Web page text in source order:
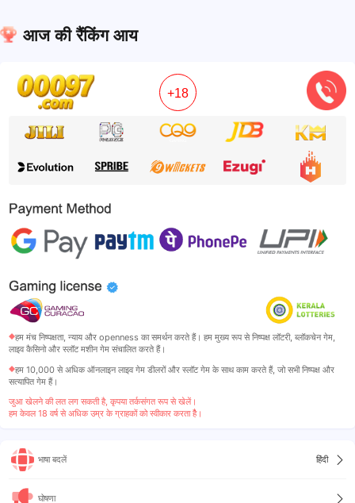
आज की रैंकिंग आय
+18
हम मंच निष्पक्षता, न्याय और openness का समर्थन करते हैं। हम मुख्य रूप से निष्पक्ष लॉटरी, ब्लॉकचेन गेम,
लाइव कैसिनो और स्लॉट मशीन गेम संचालित करते हैं।
हम 10,000 से अधिक ऑनलाइन लाइव गेम डीलरों और स्लॉट गेम के साथ काम करते हैं, जो सभी निष्पक्ष और
सत्यापित गेम हैं।
जुआ खेलने की लत लग सकती है, कृपया तर्कसंगत रूप से खेलें।
हम केवल 18 वर्ष से अधिक उम्र के ग्राहकों को स्वीकार करता हैै।
भाषा बदलें हिंदी 
घोषणा 